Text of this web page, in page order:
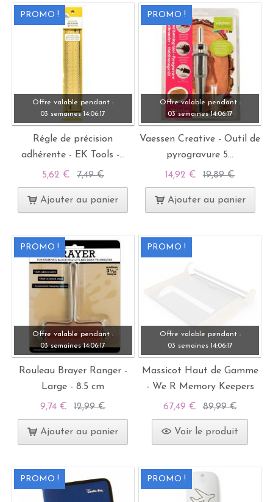
PROMO !
Offre valable pendant :
03 semaines 14:06:15
Régle de précision
adhérente - EK Tools -...
5,62 € 7,49 €
Ajouter au panier
PROMO !
Offre valable pendant :
03 semaines 14:06:15
Vaessen Creative - Outil de
pyrogravure 5...
14,92 € 19,89 €
Ajouter au panier
PROMO !
Offre valable pendant :
03 semaines 14:06:15
Rouleau Brayer Ranger -
Large - 8.5 cm
9,74 € 12,99 €
Ajouter au panier
PROMO !
Offre valable pendant :
03 semaines
14:06:15
Massicot Haut de Gamme
- We R Memory Keepers
67,49 € 89,99 €
Voir le produit
PROMO ! PROMO !